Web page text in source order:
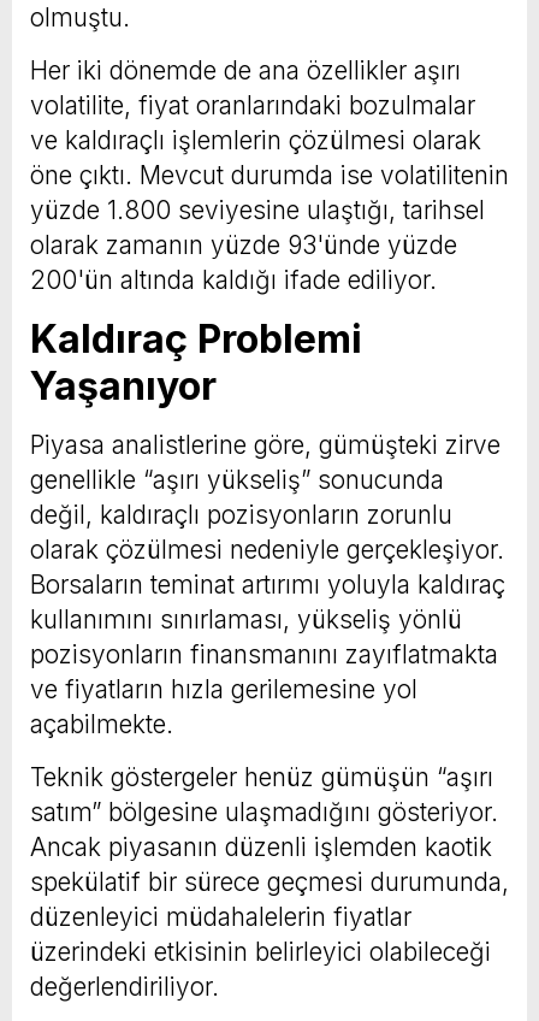
olmuştu.
Her iki dönemde de ana özellikler aşırı
volatilite, fiyat oranlarındaki bozulmalar
ve kaldıraçlı işlemlerin çözülmesi olarak
öne çıktı. Mevcut durumda ise volatilitenin
yüzde 1.800 seviyesine ulaştığı, tarihsel
olarak zamanın yüzde 93'ünde yüzde
200'ün altında kaldığı ifade ediliyor.
Kaldıraç Problemi
Yaşanıyor
Piyasa analistlerine göre, gümüşteki zirve
genellikle “aşırı yükseliş” sonucunda
değil, kaldıraçlı pozisyonların zorunlu
olarak çözülmesi nedeniyle gerçekleşiyor.
Borsaların teminat artırımı yoluyla kaldıraç
kullanımını sınırlaması, yükseliş yönlü
pozisyonların finansmanını zayıflatmakta
ve fiyatların hızla gerilemesine yol
açabilmekte.
Teknik göstergeler henüz gümüşün “aşırı
satım” bölgesine ulaşmadığını gösteriyor.
Ancak piyasanın düzenli işlemden kaotik
spekülatif bir sürece geçmesi durumunda,
düzenleyici müdahalelerin fiyatlar
üzerindeki etkisinin belirleyici olabileceği
değerlendiriliyor.